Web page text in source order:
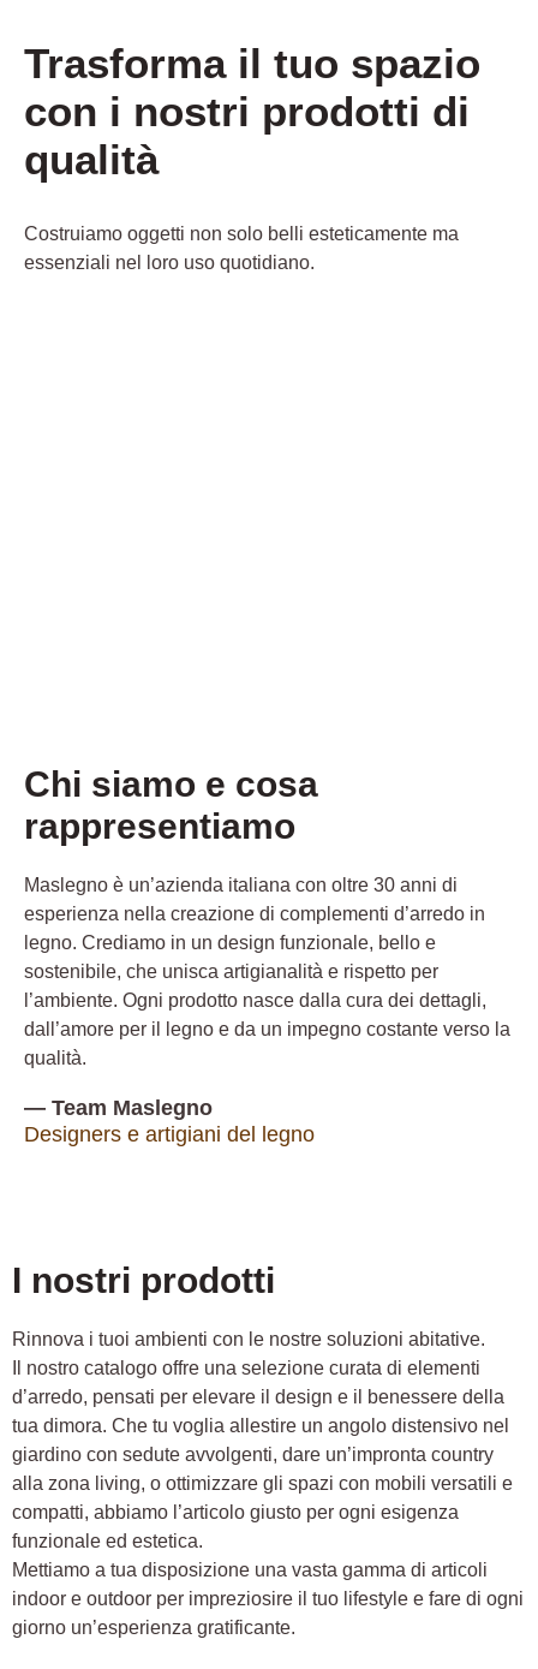
Trasforma il tuo spazio
con i nostri prodotti di
qualità
Costruiamo oggetti non solo belli esteticamente ma
essenziali nel loro uso quotidiano.
Chi siamo e cosa
rappresentiamo
Maslegno è un’azienda italiana con oltre 30 anni di
esperienza nella creazione di complementi d’arredo in
legno. Crediamo in un design funzionale, bello e
sostenibile, che unisca artigianalità e rispetto per
l’ambiente. Ogni prodotto nasce dalla cura dei dettagli,
dall’amore per il legno e da un impegno costante verso la
qualità.
— Team Maslegno
Designers e artigiani del legno
I nostri prodotti
Rinnova i tuoi ambienti con le nostre soluzioni abitative.
Il nostro catalogo offre una selezione curata di elementi
d’arredo, pensati per elevare il design e il benessere della
tua dimora. Che tu voglia allestire un angolo distensivo nel
giardino con sedute avvolgenti, dare un’impronta country
alla zona living, o ottimizzare gli spazi con mobili versatili e
compatti, abbiamo l’articolo giusto per ogni esigenza
funzionale ed estetica.
Mettiamo a tua disposizione una vasta gamma di articoli
indoor e outdoor per impreziosire il tuo lifestyle e fare di ogni
giorno un’esperienza gratificante.